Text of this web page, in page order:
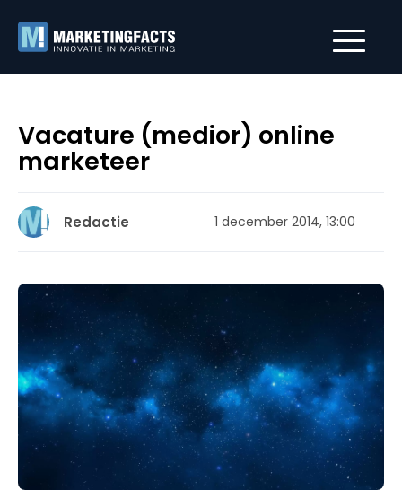
Vacature (medior) online
marketeer
Redactie 1 december 2014, 13:00